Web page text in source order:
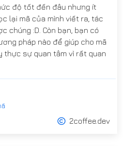
độ tốt đến đâu nhưng ít
lại mã của mình viết ra, tác
chúng :D. Còn bạn, bạn có
pháp nào để giúp cho mã
thực sự quan tâm vì rất quan
2coffee.dev